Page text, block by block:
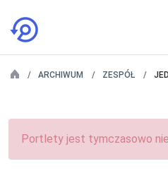
ARCHIWUM ZESPÓŁ
Portlety jest tymczasowo